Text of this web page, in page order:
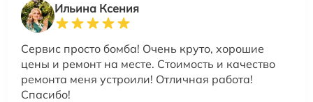
Ильина Ксения
Сервис просто бомба! Очень круто, хорошие
цены и ремонт на месте. Стоимость и качество
ремонта меня устроили! Отличная работа!
Спасибо!